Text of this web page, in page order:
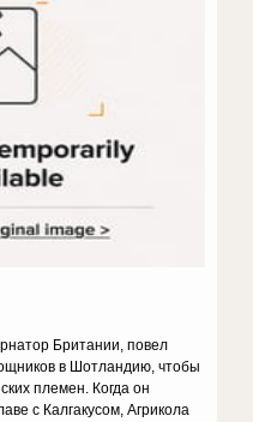
Британии, повел
в Шотландию, чтобы
племен. Когда он
с Калгакусом, Агрикола